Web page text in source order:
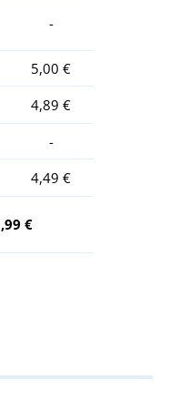
-
5,00 €
4,89 €
-
4,49 €
€